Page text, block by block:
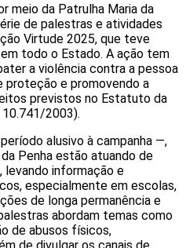
meio da Patrulha Maria da
de palestras e atividades
Virtude 2025, que teve
todo o Estado. A ação tem
a violência contra a pessoa
proteção e promovendo a
previstos no Estatuto da
2003).
alusivo à campanha —,
Penha estão atuando de
levando informação e
especialmente em escolas,
de longa permanência e
abordam temas como
de abusos físicos,